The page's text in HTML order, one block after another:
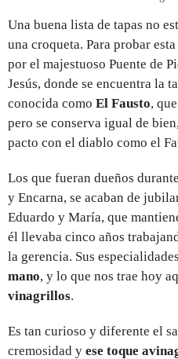
Una buena lista de tapas no
una croqueta. Para probar
por el majestuoso Puente de
Jesús, donde se encuentra la
conocida como El Fausto,
pero se conserva igual de
pacto con el diablo como el
Los que fueran dueños
y Encarna, se acaban de
Eduardo y María, que
él llevaba cinco años
la gerencia. Sus
mano, y lo que nos trae hoy
vinagrillos.
Es tan curioso y diferente el
cremosidad y ese toque